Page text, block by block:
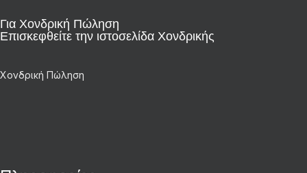
Για Χονδρική Πώληση
Επισκεφθείτε την ιστοσελίδα Χονδρικής
Χονδρική Πώληση